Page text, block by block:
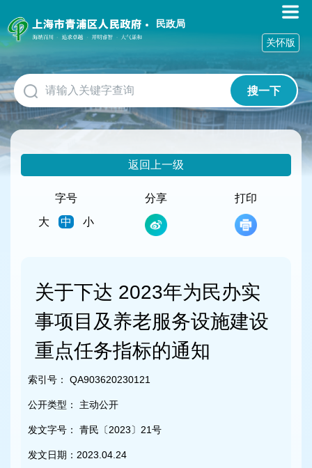
障
碍
作
说
明
跳
到
网
民政局
搜一下
关怀版
返回上一级
字号
大
中 小
分享 打印
关于下达 2023年为民办实
事项目及养老服务设施建设
重点任务指标的通知
索引号： QA903620230121
公开类型： 主动公开
发文字号： 青民〔2023〕21号
发文日期： 2023.04.24